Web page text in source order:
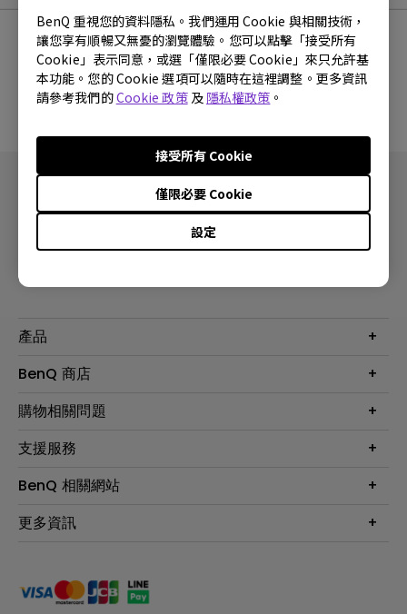
BenQ 重視您的資料隱私。我們運用 Cookie 與相關技術，
讓您享有順暢又無憂的瀏覽體驗。您可以點擊「接受所有
Cookie」表示同意，或選「僅限必要 Cookie」來只允許基
本功能。您的 Cookie 選項可以隨時在這裡調整。更多資訊
請參考我們的Cookie 政策及 隱私權政策 。
設定
僅限必要 Cookie
接受所有 Cookie
沒有韌體與驅動程式
產品
大型液晶
投影機
智慧照明
專業拍物視訊鏡頭
BenQ 商店
最新產品與活動
尋找銷售據點
會員綁定LINE教學
購物相關問題
第一次購物就上手
延長保固購買
贈品兌換網站首頁
支援服務
服務公告
保固條例
手冊與軟體下載
產品常見問題
BenQ 相關網站
專業商用解決方案
BenQ 大娛樂家
更多資訊
永續發展
產品碳足跡報告